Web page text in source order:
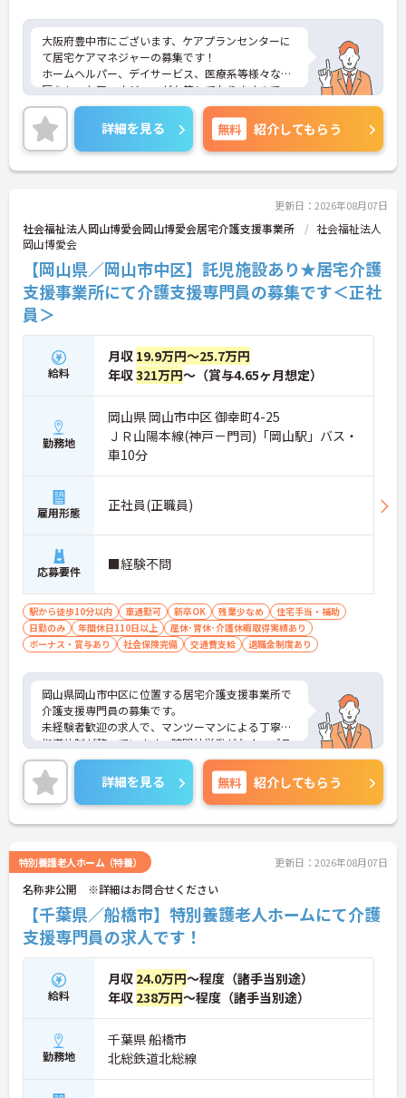
大阪府豊中市にございます、ケアプランセンターに
て居宅ケアマネジャーの募集です！
ホームヘルパー、デイサービス、医療系等様々な経
歴をもつケアマネジャーが在籍しておりますので、
未経験の方も安心してお越しください！
またホーム内レストランでは社員割引があるなど、
福利厚生も充実していますよ◎
ご興味がある方は是非一度マイナビまでお問い合わ
せください。さらに詳細などお伝えします。
詳細を見る 無料 紹介してもらう
更新日：2026年08月07日
社会福祉法人岡山博愛会岡山博愛会居宅介護支援事業所
社会福祉法人
岡山博愛会
【岡山県／岡山市中区】託児施設あり★居宅介護
支援事業所にて介護支援専門員の募集です＜正社
員＞
給料
月収 19.9万円～25.7万円
年収321万円～（賞与4.65ヶ月想定）
勤務地
岡山県 岡山市中区 御幸町4-25
ＪＲ山陽本線(神戸－門司)「岡山駅」バス・
車10分
雇用形態 正社員(正職員)
応募要件 ■経験不問
駅から徒歩10分以内 車通勤可 新卒OK 残業少なめ
住宅手当・補助
日勤のみ
年間休日110日以上
産休･育休･介護休暇取得実績あり
ボーナス・賞与あり
社会保険完備 交通費支給 退職金制度あり
岡山県岡山市中区に位置する居宅介護支援事業所で
介護支援専門員の募集です。
未経験者歓迎の求人で、マンツーマンによる丁寧な
指導体制が整っています。時間外労働がなく、プラ
イベートとの両立を目指しやすい環境です。賞与は
過去実績で計4.65ヶ月分が支給されており、安定し
た待遇も魅力です。また、託児施設や育児時短勤務
制度、子の看護休暇制度など子育て支援も充実して
おり、長く働きやすい職場環境が整っています。ご
細をお話いたしますので、お気軽にご相談くださ
い。
■ 未経験でも安心の教育体制
未経験から始めやすい職場です
・マンツーマン指導体制あり
・未経験者歓迎
・経験者優遇
→ 安心して業務を習得しながら成長できる環境です
詳細を見る 無料 紹介してもらう
特別養護老人ホーム（特養） 更新日：2026年08月07日
名称非公開 ※詳細はお問合せください
【千葉県／船橋市】特別養護老人ホームにて介護
支援専門員の求人です！
給料
月収 24.0万円～程度（諸手当別途）
年収 238万円～程度（諸手当別途）
勤務地
千葉県 船橋市
北総鉄道北総線